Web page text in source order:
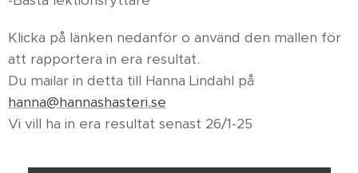
Klicka på länken nedanför o använd den mallen för
att rapportera in era resultat.
Du mailar in detta till Hanna Lindahl på
hanna@hannashasteri.se
Vi vill ha in era resultat senast 26/1-25